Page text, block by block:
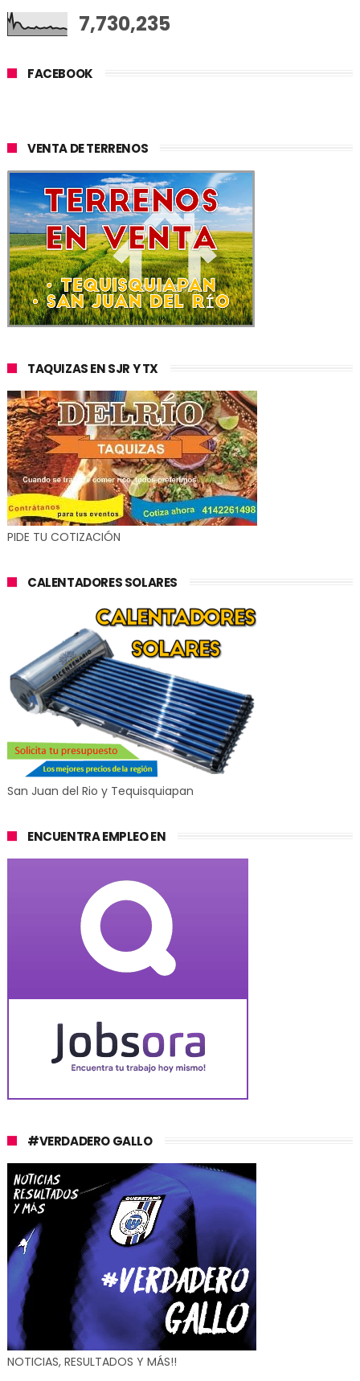
7,730,235
FACEBOOK
VENTA DE TERRENOS
TAQUIZAS EN SJR Y TX
PIDE TU COTIZACIÓN
CALENTADORES SOLARES
San Juan del Rio y Tequisquiapan
ENCUENTRA EMPLEO EN
#VERDADERO GALLO
NOTICIAS, RESULTADOS Y MÁS!!